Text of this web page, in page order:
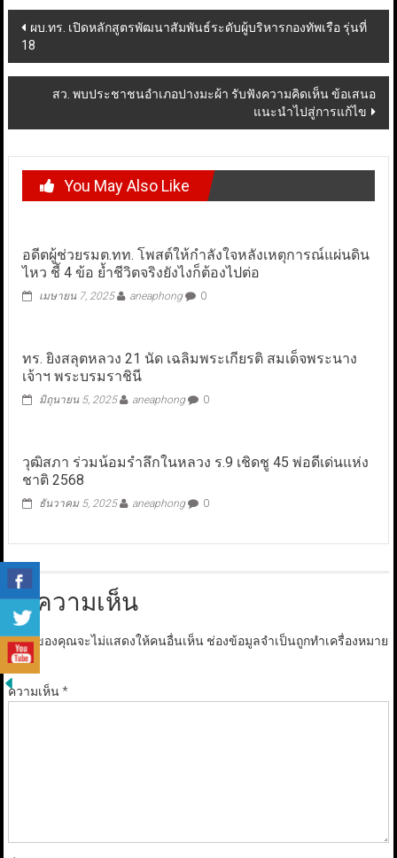
Post
navigation
ผบ.ทร. เปิดหลักสูตรพัฒนาสัมพันธ์ระดับผู้บริหารกองทัพเรือ รุ่นที่
18
สว. พบประชาชนอำเภอปางมะผ้า รับฟังความคิดเห็น ข้อเสนอ
แนะนำไปสู่การแก้ไข
You May Also Like
อดีตผู้ช่วยรมต.ทท. โพสต์ให้กำลังใจหลังเหตุการณ์แผ่นดิน
ไหว ชี้ 4 ข้อ ย้ำชีวิตจริงยังไงก็ต้องไปต่อ
เมษายน 7, 2025 aneaphong 0
ทร. ยิงสลุตหลวง 21 นัด เฉลิมพระเกียรติ สมเด็จพระนาง
เจ้าฯ พระบรมราชินี
มิถุนายน 5, 2025 aneaphong 0
วุฒิสภา ร่วมน้อมรำลึกในหลวง ร.9 เชิดชู 45 พ่อดีเด่นแห่ง
ชาติ 2568
ธันวาคม 5, 2025 aneaphong 0
ใส่ความเห็น
อีเมลของคุณจะไม่แสดงให้คนอื่นเห็น ช่องข้อมูลจำเป็นถูกทำเครื่องหมาย
*
ความเห็น*